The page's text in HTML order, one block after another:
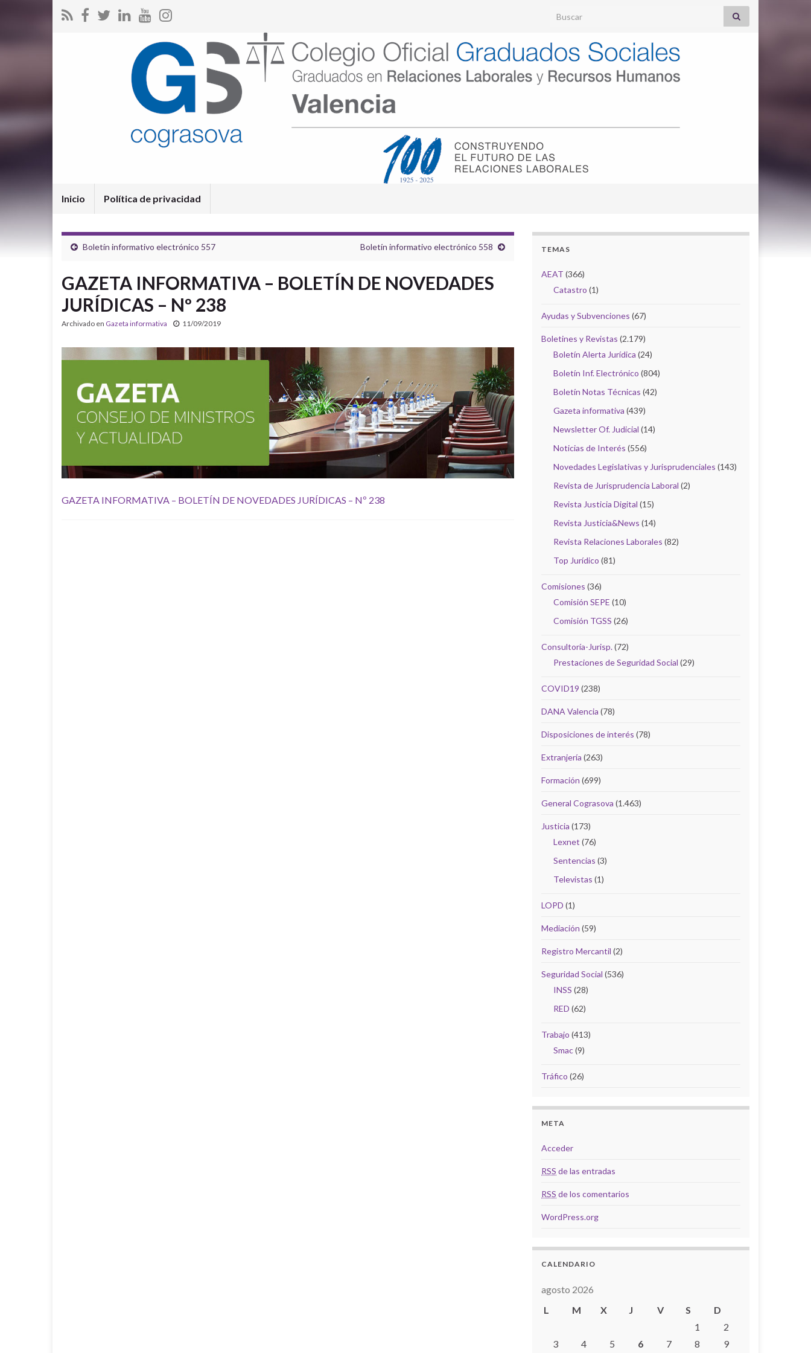
Search for:
Inicio Política de privacidad
Boletín informativo electrónico 557 Boletín informativo electrónico 558
GAZETA INFORMATIVA – BOLETÍN DE NOVEDADES
JURÍDICAS – Nº 238
Archivado en Gazeta informativa 11/09/2019
GAZETA INFORMATIVA – BOLETÍN DE NOVEDADES JURÍDICAS – Nº 238
TEMAS
AEAT (366)
Catastro (1)
Ayudas y Subvenciones (67)
Boletines y Revistas (2.179)
Boletín Alerta Jurídica (24)
Boletín Inf. Electrónico (804)
Boletín Notas Técnicas (42)
Gazeta informativa (439)
Newsletter Of. Judicial (14)
Noticias de Interés (556)
Novedades Legislativas y Jurisprudenciales (143)
Revista de Jurisprudencia Laboral (2)
Revista Justicia Digital (15)
Revista Justicia&News (14)
Revista Relaciones Laborales (82)
Top Jurídico (81)
Comisiones (36)
Comisión SEPE (10)
Comisión TGSS (26)
Consultoría-Jurisp.(72)
Prestaciones de Seguridad Social (29)
COVID19 (238)
DANA Valencia (78)
Disposiciones de interés (78)
Extranjería (263)
Formación (699)
General Cograsova (1.463)
Justicia (173)
Lexnet (76)
Sentencias (3)
Televistas (1)
LOPD (1)
Mediación (59)
Registro Mercantil (2)
Seguridad Social (536)
INSS (28)
RED (62)
Trabajo (413)
Smac(9)
Tráfico (26)
META
Acceder
RSS de las entradas
RSS de los comentarios
WordPress.org
CALENDARIO
agosto 2026
L
M X J V S
D
1
2
3
4 5 6 7 8 9